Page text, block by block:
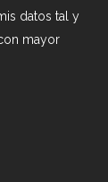
datos tal y
mayor